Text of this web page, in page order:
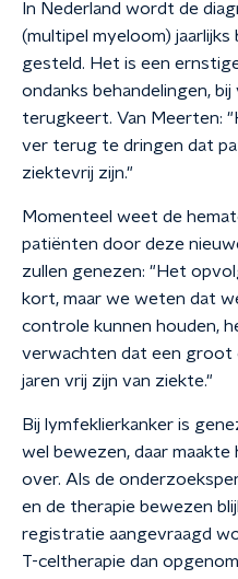
In Nederland wordt de
(multipel myeloom) jaarlijks
gesteld. Het is een
ondanks behandelingen,
terugkeert. Van Meerten:
ver terug te dringen dat
ziektevrij zijn."
Momenteel weet de
patiënten door deze
zullen genezen: "Het
kort, maar we weten dat
controle kunnen houden,
verwachten dat een groot
jaren vrij zijn van ziekte."
Bij lymfeklierkanker is
wel bewezen, daar maakte
over. Als de
en de therapie bewezen
registratie aangevraagd
T-celtherapie dan